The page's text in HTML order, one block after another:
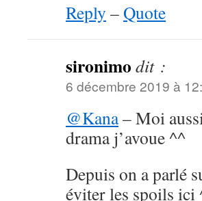
Reply –Quote
sironimo dit :
6 décembre 2019 à
@Kana– Moi
drama j’avoue ^^
Depuis on a parlé
éviter les spoils ici